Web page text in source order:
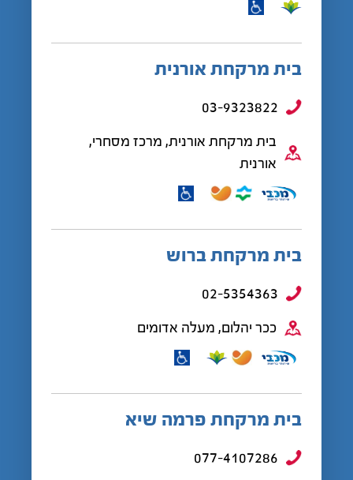
בית מרקחת אורנית
03-9323822
בית מרקחת אורנית, מרכז מסחרי,
אורנית
בית מרקחת ברוש
02-5354363
ככר יהלום, מעלה אדומים
בית מרקחת פרמה שיא
077-4107286